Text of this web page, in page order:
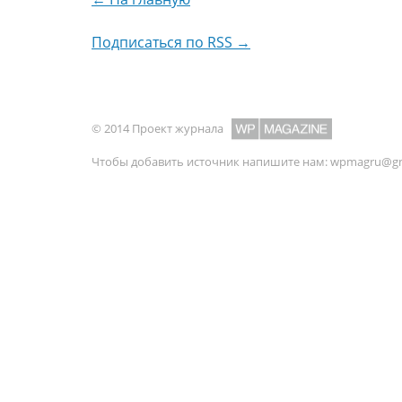
Подписаться по RSS →
© 2014 Проект журнала
Чтобы добавить источник напишите нам: